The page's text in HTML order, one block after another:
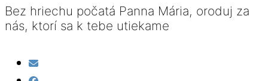
Bez hriechu počatá Panna Mária, oroduj za
nás, ktorí sa k tebe utiekame